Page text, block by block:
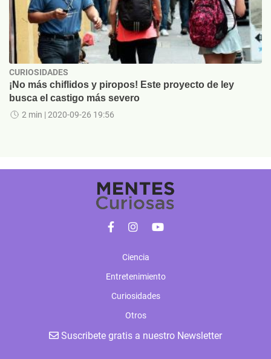
CURIOSIDADES
¡No más chiflidos y piropos! Este proyecto de ley
busca el castigo más severo
2 min | 2020-09-26 19:56
Ciencia
Entretenimiento
Curiosidades
Otros
Suscribete gratis a nuestro Newsletter